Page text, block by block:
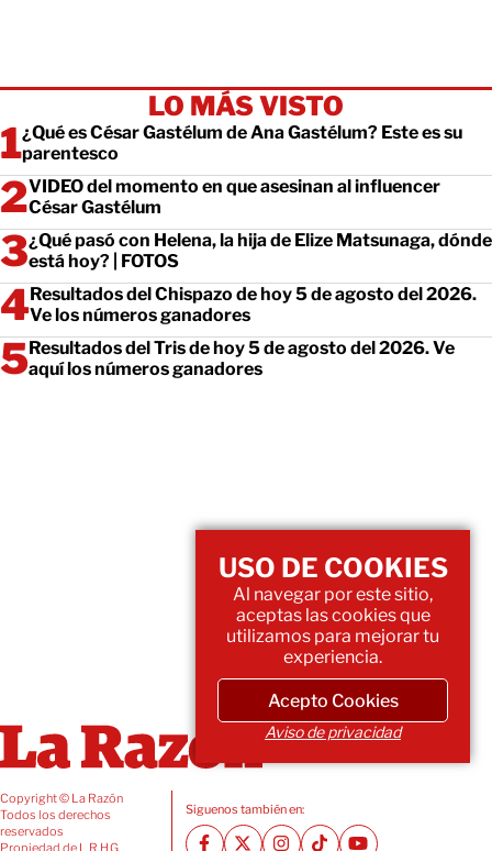
LO MÁS VISTO
¿Qué es César Gastélum de Ana Gastélum? Este es su
parentesco
VIDEO del momento en que asesinan al influencer
César Gastélum
¿Qué pasó con Helena, la hija de Elize Matsunaga, dónde
está hoy? | FOTOS
Resultados del Chispazo de hoy 5 de agosto del 2026.
Ve los números ganadores
Resultados del Tris de hoy 5 de agosto del 2026. Ve
aquí los números ganadores
Copyright © La Razón
Todos los derechos
reservados
Propiedad de L.R.H.G.
Siguenos también en:
USO DE COOKIES
Al navegar por este sitio,
aceptas las cookies que
utilizamos para mejorar tu
experiencia.
Acepto Cookies
Aviso de privacidad